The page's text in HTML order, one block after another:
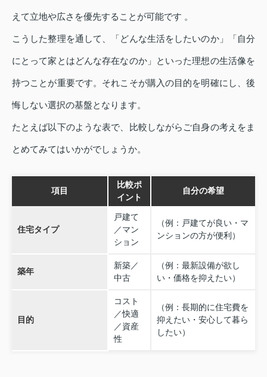
えて立地や広さを優先することが可能です 。
こうした整理を通して、「どんな生活をしたいのか」「自分
にとって家とはどんな存在なのか」といった理想の生活像を
持つことが重要です。それこそが購入の目的を明確にし、後
悔しない選択の基盤となります。
たとえば以下のような表で、比較しながらご自身の考えをま
とめてみてはいかがでしょうか。
項目
比較ポ
イント
自分の希望
住宅タイプ
戸建て
／マン
ション
（例：戸建てが良い・マ
ンションの方が便利）
築年
新築／
中古
（例：最新設備が欲し
い・価格を抑えたい）
目的
コスト
／快適
／資産
性
（例：長期的に住宅費を
抑えたい・安心して暮ら
したい）